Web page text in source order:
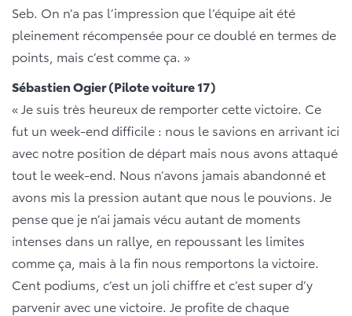
Seb. On n’a pas l’impression que l’équipe ait été
pleinement récompensée pour ce doublé en termes de
points, mais c’est comme ça. »
Sébastien Ogier (Pilote voiture 17)
« Je suis très heureux de remporter cette victoire. Ce
fut un week-end difficile : nous le savions en arrivant ici
avec notre position de départ mais nous avons attaqué
tout le week-end. Nous n’avons jamais abandonné et
avons mis la pression autant que nous le pouvions. Je
pense que je n’ai jamais vécu autant de moments
intenses dans un rallye, en repoussant les limites
comme ça, mais à la fin nous remportons la victoire.
Cent podiums, c’est un joli chiffre et c’est super d’y
parvenir avec une victoire. Je profite de chaque